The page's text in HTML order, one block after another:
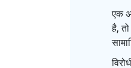
एक
है,